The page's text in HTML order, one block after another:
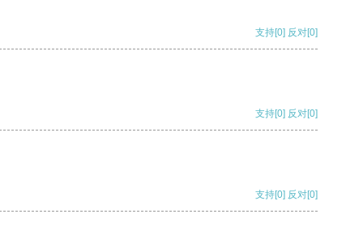
支持[0] 反对[0]
支持[0] 反对[0]
支持[0] 反对[0]